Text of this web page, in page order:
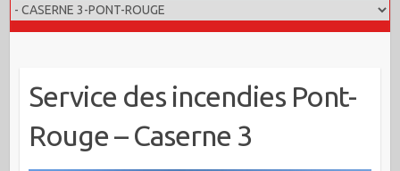
Service des incendies Pont-
Rouge – Caserne 3